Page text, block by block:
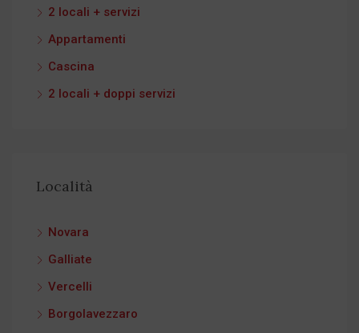
2 locali + servizi
Appartamenti
Cascina
2 locali + doppi servizi
Località
Novara
Galliate
Vercelli
Borgolavezzaro